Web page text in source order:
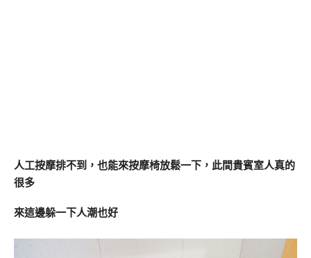
人工按摩排不到，也能來按摩椅放鬆一下，此間貴賓室人真的
很多
來這邊躲一下人潮也好